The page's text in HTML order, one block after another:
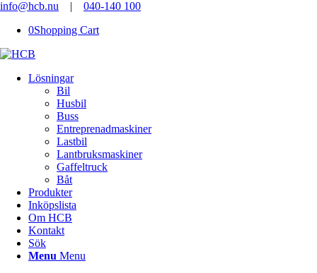
info@hcb.nu | 040-140 100
0Shopping Cart
Lösningar
Bil
Husbil
Buss
Entreprenadmaskiner
Lastbil
Lantbruksmaskiner
Gaffeltruck
Båt
Produkter
Inköpslista
Om HCB
Kontakt
Sök
Menu Menu